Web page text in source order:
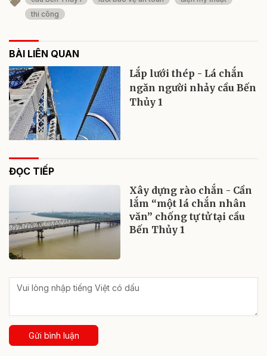
thi công
BÀI LIÊN QUAN
Lắp lưới thép - Lá chắn
ngăn người nhảy cầu Bến
Thủy 1
ĐỌC TIẾP
Xây dựng rào chắn - Cần
lắm “một lá chắn nhân
văn” chống tự tử tại cầu
Bến Thủy 1
Gửi bình luận